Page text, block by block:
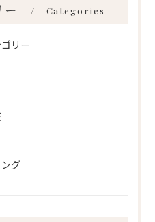
ー Categories
リー
グ